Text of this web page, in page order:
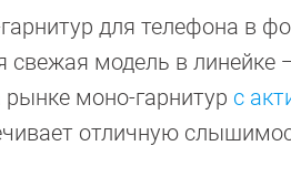
для телефона в
свежая модель в линейке
моно-гарнитур с
отличную